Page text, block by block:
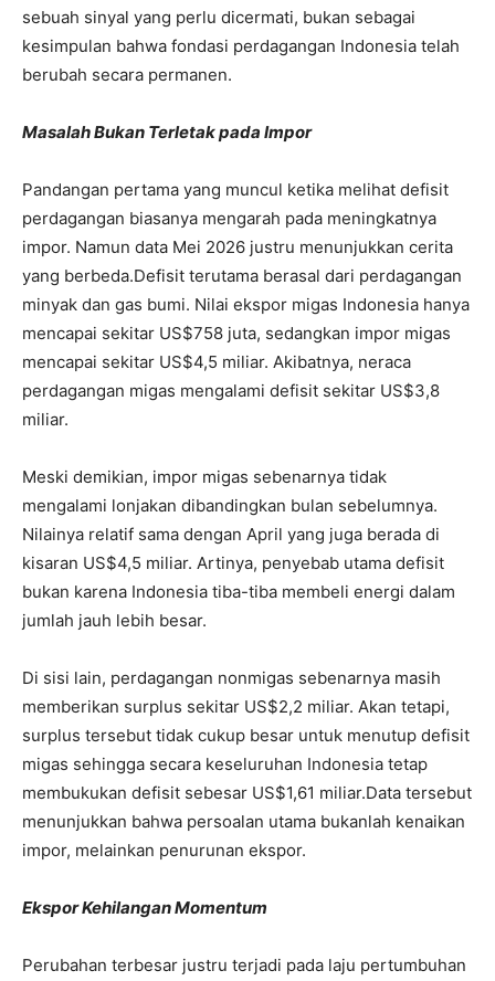
sebuah sinyal yang perlu dicermati, bukan sebagai
kesimpulan bahwa fondasi perdagangan Indonesia telah
berubah secara permanen.
Masalah Bukan Terletak pada Impor
Pandangan pertama yang muncul ketika melihat defisit
perdagangan biasanya mengarah pada meningkatnya
impor. Namun data Mei 2026 justru menunjukkan cerita
yang berbeda.Defisit terutama berasal dari perdagangan
minyak dan gas bumi. Nilai ekspor migas Indonesia hanya
mencapai sekitar US$758 juta, sedangkan impor migas
mencapai sekitar US$4,5 miliar. Akibatnya, neraca
perdagangan migas mengalami defisit sekitar US$3,8
miliar.
Meski demikian, impor migas sebenarnya tidak
mengalami lonjakan dibandingkan bulan sebelumnya.
Nilainya relatif sama dengan April yang juga berada di
kisaran US$4,5 miliar. Artinya, penyebab utama defisit
bukan karena Indonesia tiba-tiba membeli energi dalam
jumlah jauh lebih besar.
Di sisi lain, perdagangan nonmigas sebenarnya masih
memberikan surplus sekitar US$2,2 miliar. Akan tetapi,
surplus tersebut tidak cukup besar untuk menutup defisit
migas sehingga secara keseluruhan Indonesia tetap
membukukan defisit sebesar US$1,61 miliar.Data tersebut
menunjukkan bahwa persoalan utama bukanlah kenaikan
impor, melainkan penurunan ekspor.
Ekspor Kehilangan Momentum
Perubahan terbesar justru terjadi pada laju pertumbuhan